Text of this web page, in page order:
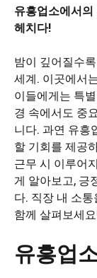
유흥업소에서
헤치다!
밤이 깊어질수
세계. 이곳에서
이들에게는 특
경 속에서도 중
니다. 과연 유흥
할 기회를 제공
근무 시 이루어
게 알아보고, 긍
다. 직장 내 소
함께 살펴보세
유흥업